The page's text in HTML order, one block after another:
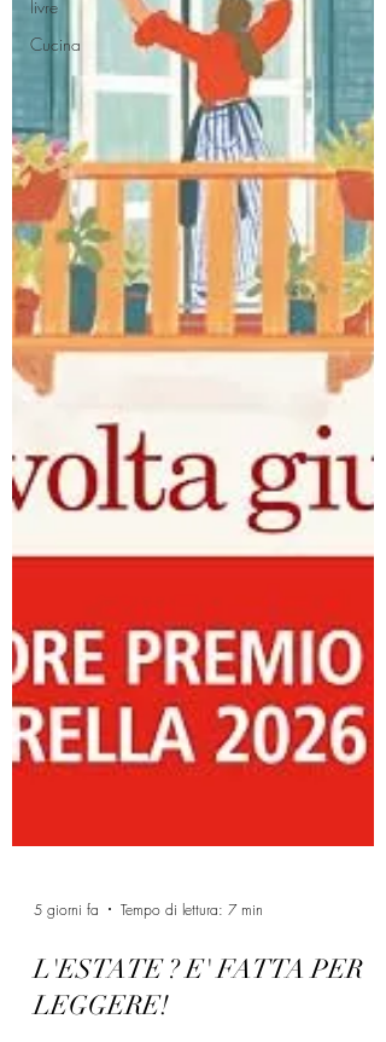
livre
Cucina
5 giorni fa Tempo di lettura: 7 min